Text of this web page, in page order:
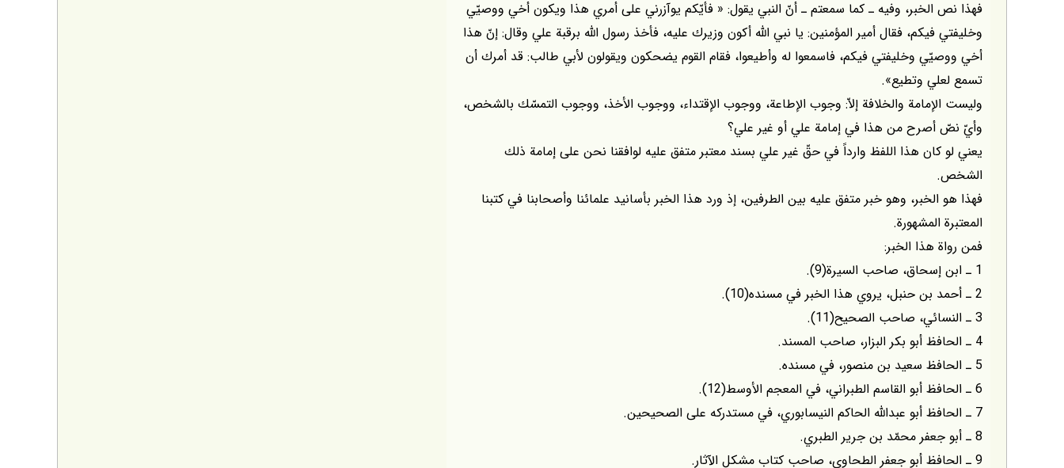
فهذا نص الخبر، وفيه ـ كما سمعتم ـ أنّ النبي يقول: « فأيّكم يوآزرني على أمري هذا ويكون أخي ووصيّي
وخليفتي فيكم، فقال أمير المؤمنين: يا نبي اللّه أكون وزيرك عليه، فأخذ رسول اللّه برقبة علي وقال: إنّ هذا
أخي ووصيّي وخليفتي فيكم، فاسمعوا له وأطيعوا، فقام القوم يضحكون ويقولون لأبي طالب: قد أمرك أن
تسمع لعلي وتطيع».
وليست الإمامة والخلافة إلاّ: وجوب الإطاعة، ووجوب الإقتداء، ووجوب الأخذ، ووجوب التمسّك بالشخص،
وأيّ نصّ أصرح من هذا في إمامة علي أو غير علي؟
يعني لو كان هذا اللفظ وارداً في حقّ غير علي بسند معتبر متفق عليه لوافقنا نحن على إمامة ذلك
الشخص.
فهذا هو الخبر، وهو خبر متفق عليه بين الطرفين، إذ ورد هذا الخبر بأسانيد علمائنا وأصحابنا في كتبنا
المعتبرة المشهورة.
فمن رواة هذا الخبر:
1 ـ ابن إسحاق، صاحب السيرة(9).
2 ـ أحمد بن حنبل، يروي هذا الخبر في مسنده(10).
3 ـ النسائي، صاحب الصحيح(11).
4 ـ الحافظ أبو بكر البزار، صاحب المسند.
5 ـ الحافظ سعيد بن منصور، في مسنده.
6 ـ الحافظ أبو القاسم الطبراني، في المعجم الأوسط(12).
7 ـ الحافظ أبو عبداللّه الحاكم النيسابوري، في مستدركه على الصحيحين.
8 ـ أبو جعفر محمّد بن جرير الطبري.
9 ـ الحافظ أبو جعفر الطحاوي، صاحب كتاب مشكل الآثار.